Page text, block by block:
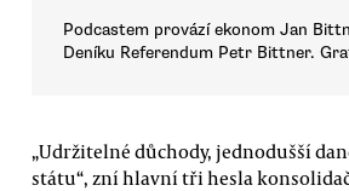
Podcastem provází ekonom Jan
Deníku Referendum Petr Bittner.
„Udržitelné důchody, jednodušší
státu“, zní hlavní tři hesla